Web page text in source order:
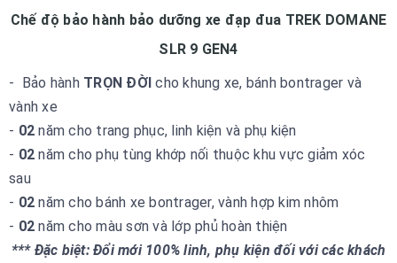
Chế độ bảo hành bảo dưỡng xe đạp đua TREK DOMANE
SLR 9 GEN4
- Bảo hành TRỌN ĐỜI cho khung xe, bánh bontrager và
vành xe
- 02 năm cho trang phục, linh kiện và phụ kiện
- 02 năm cho phụ tùng khớp nối thuộc khu vực giảm xóc
sau
- 02năm cho bánh xe bontrager, vành hợp kim nhôm
- 02 năm cho màu sơn và lớp phủ hoàn thiện
*** Đặc biệt: Đổi mới 100% linh, phụ kiện đối với các khách